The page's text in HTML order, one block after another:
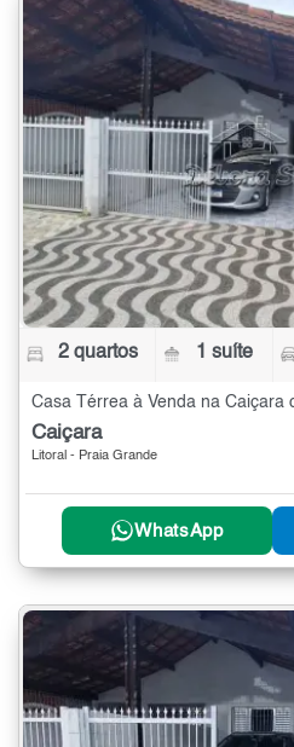
2 quartos 1 suíte
Casa Térrea à Venda na Caiçara
Caiçara
Litoral - Praia Grande
WhatsApp